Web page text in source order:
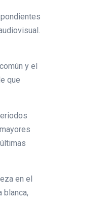
y el
que
en el
blanca,